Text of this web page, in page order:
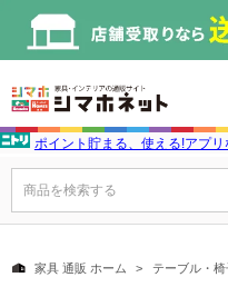
ポイント貯まる、使える!アプ
商品を検索する
家具 通販 ホーム テーブル・椅